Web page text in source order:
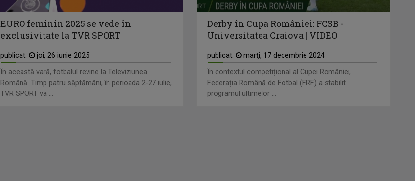
EURO feminin 2025 se vede în
exclusivitate la TVR SPORT
publicat:
joi, 26 iunie 2025
În această vară, fotbalul revine la Televiziunea
Română. Timp patru săptămâni, în perioada 2-27 iulie,
TVR SPORT va ...
Derby în Cupa României: FCSB -
Universitatea Craiova | VIDEO
publicat:
marţi, 17 decembrie 2024
În contextul competițional al Cupei României,
Federația Română de Fotbal (FRF) a stabilit
programul ultimelor ...